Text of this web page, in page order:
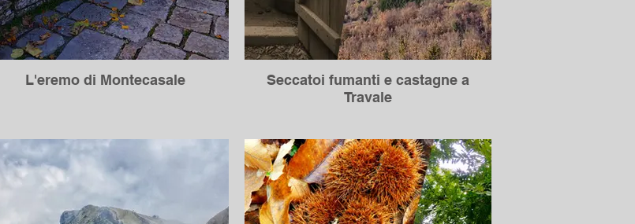
L'eremo di Montecasale
Seccatoi fumanti e castagne a
Travale